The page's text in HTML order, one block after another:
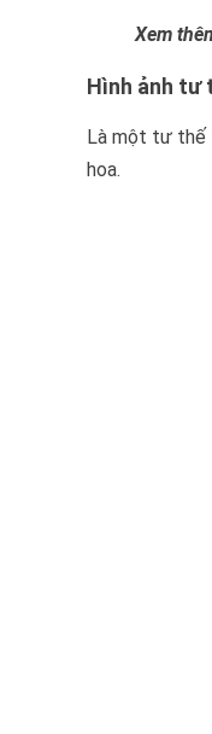
Xem
Hình ảnh tư
Là một tư thế
hoa.